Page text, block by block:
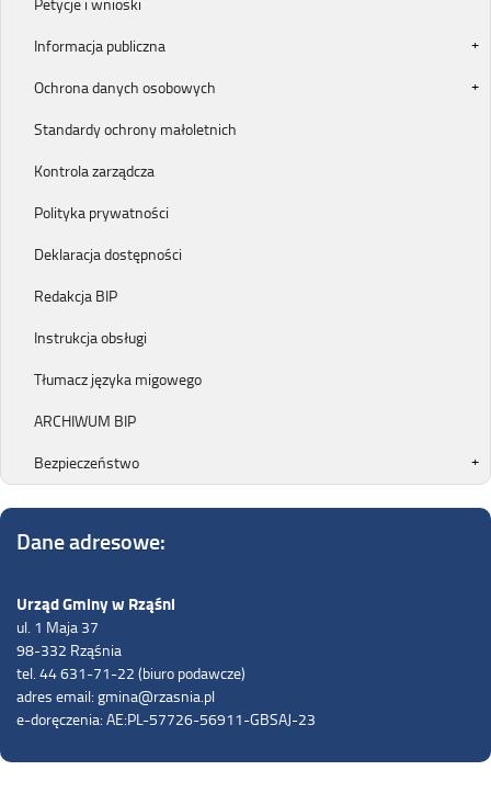
Informacja publiczna
Ochrona danych osobowych
Standardy ochrony małoletnich
Kontrola zarządcza
Polityka prywatności
Deklaracja dostępności
Redakcja BIP
Instrukcja obsługi
Tłumacz języka migowego
ARCHIWUM BIP
Bezpieczeństwo
Dane adresowe:
Urząd Gminy w Rząśni
ul. 1 Maja 37
98-332 Rząśnia
tel. 44 631-71-22 (biuro podawcze)
adres email: gmina@rzasnia.pl
e-doręczenia: AE:PL-57726-56911-GBSAJ-23